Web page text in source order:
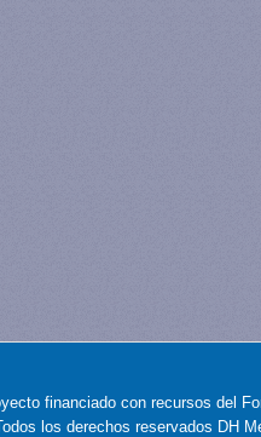
financiado con recursos del
los derechos reservados DH